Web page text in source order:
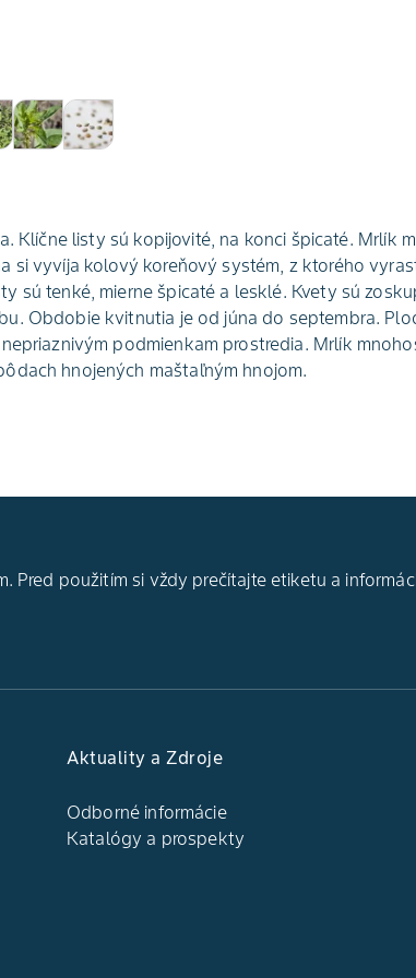
Klíčne listy sú kopijovité, na konci špicaté. Mrlík
si vyvíja kolový koreňový systém, z ktorého
sú tenké, mierne špicaté a lesklé. Kvety sú
Obdobie kvitnutia je od júna do septembra.
podmienkam prostredia. Mrlík
hnojených maštaľným hnojom.
Pred použitím si vždy prečítajte etiketu a
Aktuality a Zdroje
Odborné informácie
Katalógy a prospekty